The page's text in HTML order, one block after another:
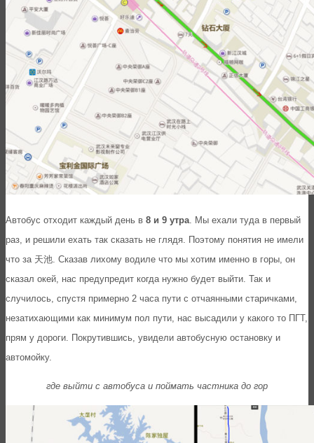
Автобус отходит каждый день в 8 и 9 утра. Мы ехали туда в первый
раз, и решили ехать так сказать не глядя. Поэтому понятия не имели
что за 天池. Сказав лихому водиле что мы хотим именно в горы, он
сказал окей, нас предупредит когда нужно будет выйти. Так и
случилось, спустя примерно 2 часа пути с отчаянными старичками,
незатихающими как минимум пол пути, нас высадили у какого то ПГТ,
прям у дороги. Покрутившись, увидели автобусную остановку и
автомойку.
где выйти с автобуса и поймать частника до гор